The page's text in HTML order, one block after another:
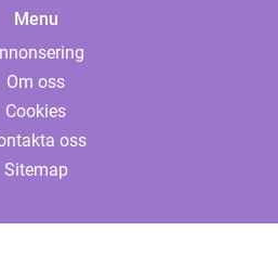
Menu
Om oss
Cookies
oss
Sitemap